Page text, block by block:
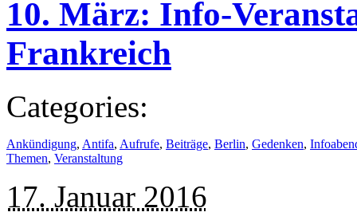
10. März: Info-
Frankreich
Categories:
Ankündigung, Antifa, Aufrufe, Beiträge, Berlin, Gedenken,
Themen, Veranstaltung
17. Januar 2016